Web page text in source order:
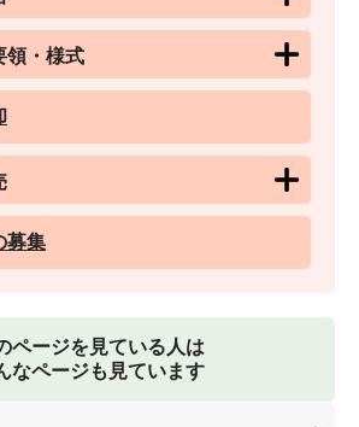
領・様式
募集
ページを見ている人は
なページも見ています